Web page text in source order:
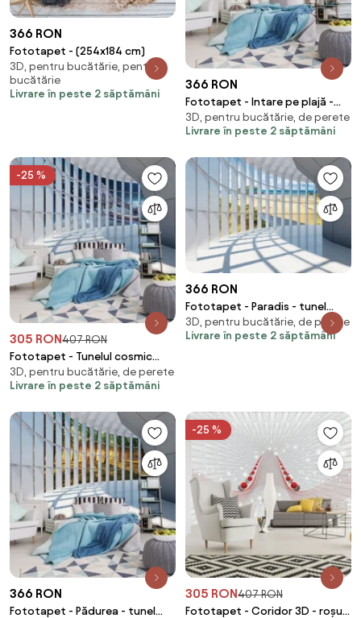
366 RON
Fototapet - (254x184 cm)
3D, pentru bucătărie, pentru
bucătărie
Livrare în peste 2 săptămâni
366 RON
Fototapet - Intare pe plajă -
imitație de lemn (254x184 cm)
3D, pentru bucătărie, de perete
Livrare în peste 2 săptămâni
-25 %
305 RON407 RON
Fototapet - Tunelul cosmic
(254x184 cm)
3D, pentru bucătărie, de perete
Livrare în peste 2 săptămâni
366 RON
Fototapet - Paradis - tunel
(254x184 cm)
3D, pentru bucătărie, de perete
Livrare în peste 2 săptămâni
366 RON
Fototapet - Pădurea - tunel
-25 %
305 RON407 RON
Fototapet - Coridor 3D - roșu